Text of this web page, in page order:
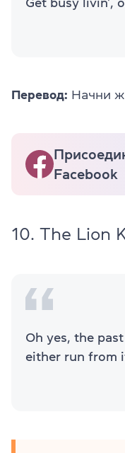
Get busy livin’,
Перевод: Начни
Facebook
10. The Lion
Oh yes, the
either run from